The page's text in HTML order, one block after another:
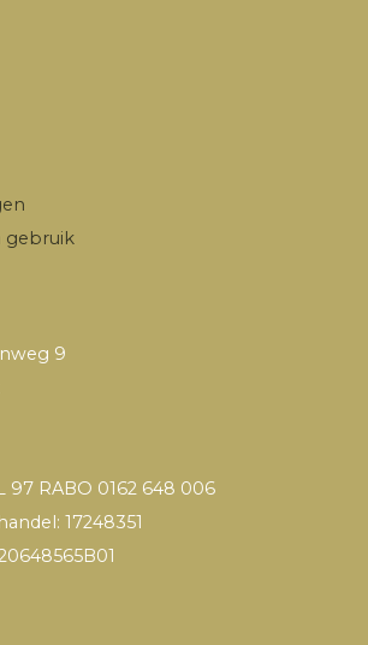
gebruik
9
97 RABO 0162 648 006
17248351